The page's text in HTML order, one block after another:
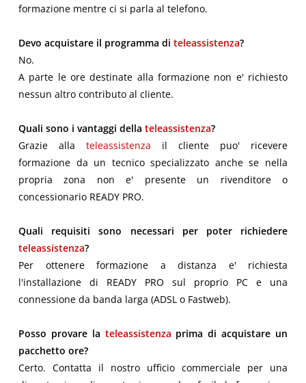
formazione mentre ci si parla al telefono.
Devo acquistare il programma di teleassistenza?
No.
A parte le ore destinate alla formazione non e' richiesto
nessun altro contributo al cliente.
Quali sono i vantaggi della teleassistenza?
Grazie alla teleassistenza il cliente puo' ricevere
formazione da un tecnico specializzato anche se nella
propria zona non e' presente un rivenditore o
concessionario READY PRO.
Quali requisiti sono necessari per poter richiedere
teleassistenza?
Per ottenere formazione a distanza e' richiesta
l'installazione di READY PRO sul proprio PC e una
connessione da banda larga (ADSL o Fastweb).
Posso provare la teleassistenza prima di acquistare un
pacchetto ore?
Certo. Contatta il nostro ufficio commerciale per una